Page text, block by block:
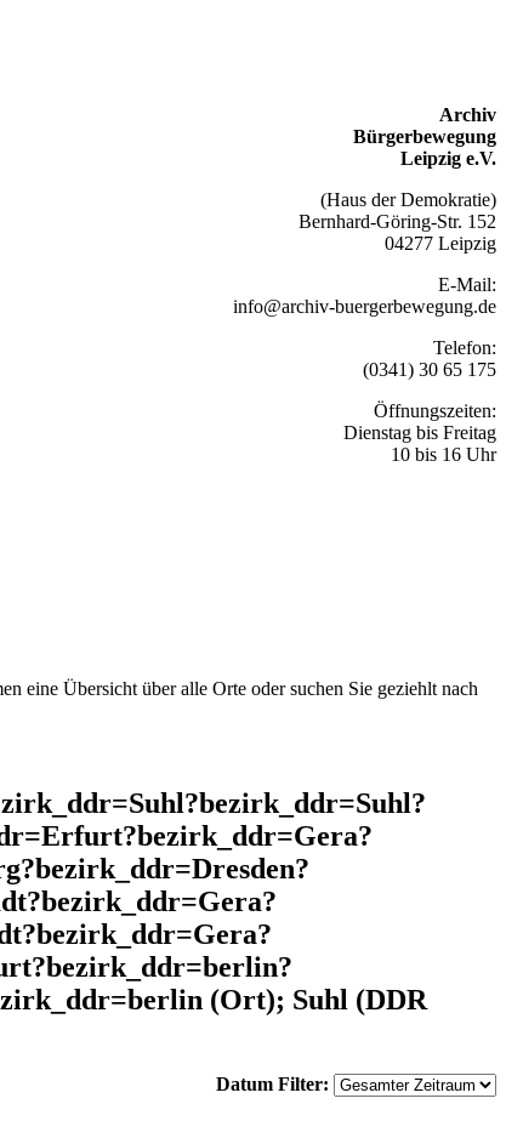
Archiv
Bürgerbewegung
Leipzig e.V.
(Haus der Demokratie)
Bernhard-Göring-Str. 152
04277 Leipzig
E-Mail:
info@archiv-buergerbewegung.de
Telefon:
(0341) 30 65 175
Öffnungszeiten:
Dienstag bis Freitag
10 bis 16 Uhr
eine Übersicht über alle Orte oder suchen Sie geziehlt nach
(Ort); Suhl (DDR
Datum Filter: